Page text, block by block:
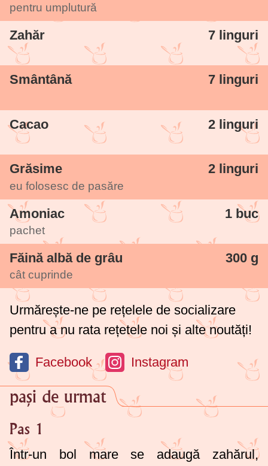
pentru umplutură
Zahăr 7 linguri
Smântână 7 linguri
Cacao 2 linguri
Grăsime 2 linguri
eu folosesc de pasăre
Amoniac 1 buc
pachet
Făină albă de grâu 300 g
cât cuprinde
Urmărește-ne pe rețelele de socializare
pentru a nu rata rețetele noi și alte noutăți!
Facebook Instagram
pași de urmat
Pas 1
Într-un bol mare se adaugă zahărul,